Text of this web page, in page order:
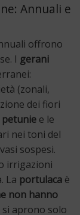
Annuali e
offrono
I gerani
(zonali,
dei fiori
petunie e le
nei toni del
sospesi.
irrigazioni
La portulaca è
non hanno
si aprono solo